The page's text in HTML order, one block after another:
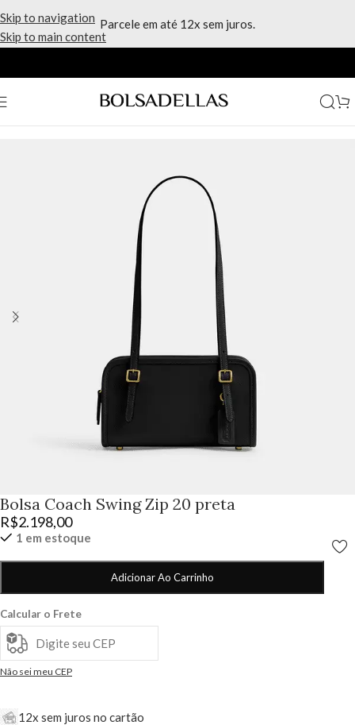
Skip to navigation
Skip to main content
Parcele em até 12x sem juros.
Bolsa Coach Swing Zip 20 preta
R$2.198,00
1 em estoque
Adicionar Ao Carrinho
Calcular o Frete
Não sei meu CEP
12x sem juros no cartão